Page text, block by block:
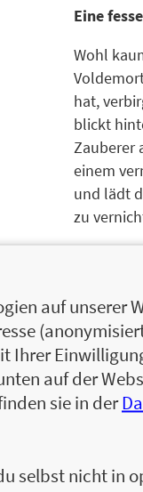
Eine
Wohl
hat,
blickt
Zauberer
einem
und lädt
zu
Grace
Co-
den
eine
Zum
auf unserer
auf der
sie in der
selbst nicht in